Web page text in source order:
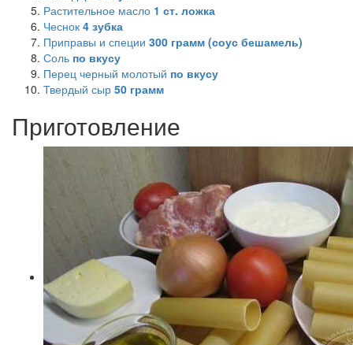
Растительное масло 1 ст. ложка
Чеснок 4 зубка
Приправы и специи 300 грамм (соус бешамель)
Соль по вкусу
Перец черный молотый по вкусу
Твердый сыр 50 грамм
Приготовление